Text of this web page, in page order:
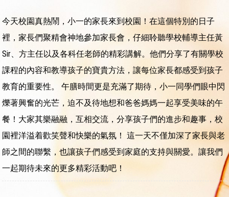
今天校園真熱鬧，小一的家長來到校園！在這個特別的日子
裡，家長們聚精會神地參加家長會，仔細聆聽學校輔導主任黃
Sir、方主任以及各科任老師的精彩講解。他們分享了有關學校
課程的內容和教導孩子的寶貴方法，讓每位家長都感受到孩子
教育的重要性。 午膳時間更是充滿了期待，小一同學們眼中閃
爍著興奮的光芒，迫不及待地想和爸爸媽媽一起享受美味的午
餐！大家其樂融融，互相交流，分享孩子們的進步和趣事，校
園裡洋溢着歡笑聲和快樂的氣氛！ 這一天不僅加深了家長與老
師之間的聯繫，也讓孩子們感受到家庭的支持與關愛。讓我們
一起期待未來的更多精彩活動吧！